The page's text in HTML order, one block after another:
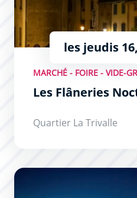
les jeudis
juillet, 6 et
MARCHÉ - FOIRE - VIDE-
Les Flâneries
Quartier La Trivalle
Les Nocturnes du Pont Vieux